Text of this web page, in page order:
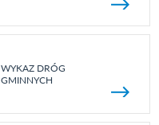
WYKAZ DRÓG
GMINNYCH